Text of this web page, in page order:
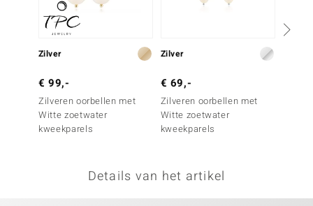
Collection
Zilver
€ 99,-
Zilveren oorbellen met
Witte zoetwater
kweekparels
Zilver
€ 69,-
Zilveren oorbellen met
Witte zoetwater
kweekparels
Details van het artikel